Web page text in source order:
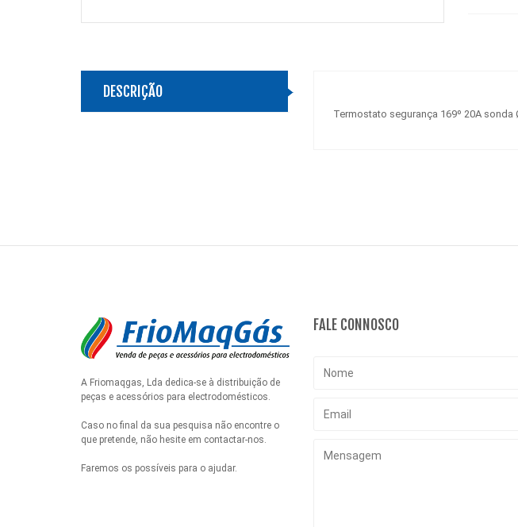
DESCRIÇÃO
Termostato segurança 169º 20A sonda
A Friomaqgas, Lda dedica-se à distribuição de
peças e acessórios para electrodomésticos.
Caso no final da sua pesquisa não encontre o
que pretende, não hesite em contactar-nos.
Faremos os possíveis para o ajudar.
FALE CONNOSCO